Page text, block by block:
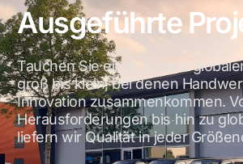
Ausgeführte
Tauchen Sie ein in unsere
groß bis klein, bei denen
Innovation zusammenkommen.
Herausforderungen bis hin zu
liefern wir Qualität in jeder